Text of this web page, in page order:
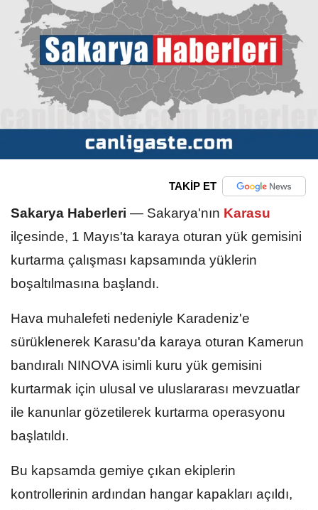
TAKİP ET
Sakarya Haberleri — Sakarya'nın Karasu
ilçesinde, 1 Mayıs'ta karaya oturan yük gemisini
kurtarma çalışması kapsamında yüklerin
boşaltılmasına başlandı.
Hava muhalefeti nedeniyle Karadeniz'e
sürüklenerek Karasu'da karaya oturan Kamerun
bandıralı NINOVA isimli kuru yük gemisini
kurtarmak için ulusal ve uluslararası mevzuatlar
ile kanunlar gözetilerek kurtarma operasyonu
başlatıldı.
Bu kapsamda gemiye çıkan ekiplerin
kontrollerinin ardından hangar kapakları açıldı,